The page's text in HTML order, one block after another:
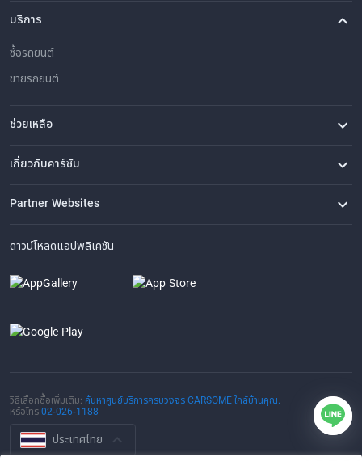
บริการ
ซื้อรถยนต์
ขายรถยนต์
ช่วยเหลือ
คำถามที่พบบ่อย
ติดต่อเรา
ที่ตั้งของเรา
เกี่ยวกับคาร์ซัม
เรื่องราวของเรา
ซื้อรถจาก CARSOME
บทความ
การแจ้งเบาะแส
ร่วมงานกับเรา
Partner Websites
AutoFun
One2Car
AutoSpinn
CarTimes
ดาวน์โหลดแอปพลิเคชัน
วิธีเลือกซื้อเพิ่มเติม: ค้นหาศูนย์บริการครบวงจร CARSOME ใกล้บ้านคุณ.
หรือโทร02-026-1188
ประเทศไทย